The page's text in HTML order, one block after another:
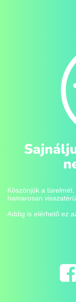
Köszönjük a
hamarosan
Addig is elérhető ez